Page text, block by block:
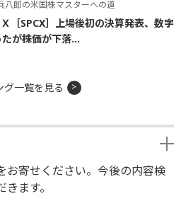
八郎の米国株マスターへの道
［SPCX］上場後初の決算発表、数字
が株価が下落...
グ一覧を見る
お寄せください。今後の内容検
ます。